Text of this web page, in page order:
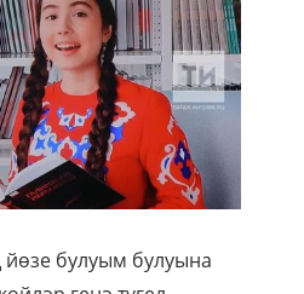
булуым булуына